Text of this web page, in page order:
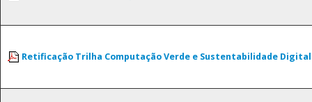
Retificação Trilha Computação Verde e Sustentabilidade